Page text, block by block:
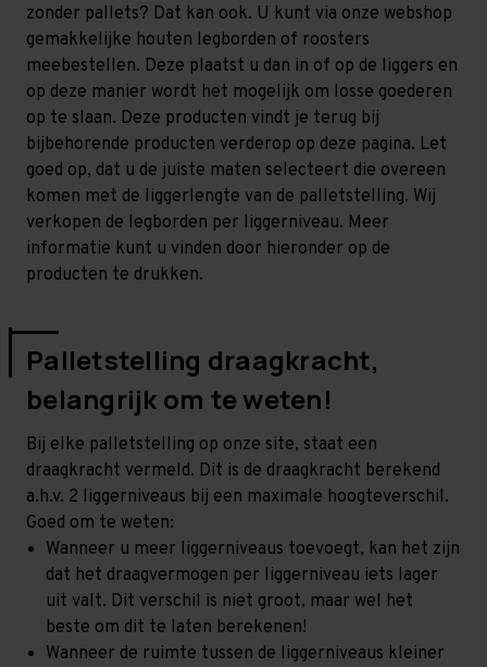
zonder pallets? Dat kan ook. U kunt via onze webshop
gemakkelijke houten legborden of roosters
meebestellen. Deze plaatst u dan in of op de liggers en
op deze manier wordt het mogelijk om losse goederen
op te slaan. Deze producten vindt je terug bij
bijbehorende producten verderop op deze pagina. Let
goed op, dat u de juiste maten selecteert die overeen
komen met de liggerlengte van de palletstelling. Wij
verkopen de legborden per liggerniveau. Meer
informatie kunt u vinden door hieronder op de
producten te drukken.
Palletstelling draagkracht,
belangrijk om te weten!
Bij elke palletstelling op onze site, staat een
draagkracht vermeld. Dit is de draagkracht berekend
a.h.v. 2 liggerniveaus bij een maximale hoogteverschil.
Goed om te weten:
Wanneer u meer liggerniveaus toevoegt, kan het zijn
dat het draagvermogen per liggerniveau iets lager
uit valt. Dit verschil is niet groot, maar wel het
beste om dit te laten berekenen!
Wanneer de ruimte tussen de liggerniveaus kleiner